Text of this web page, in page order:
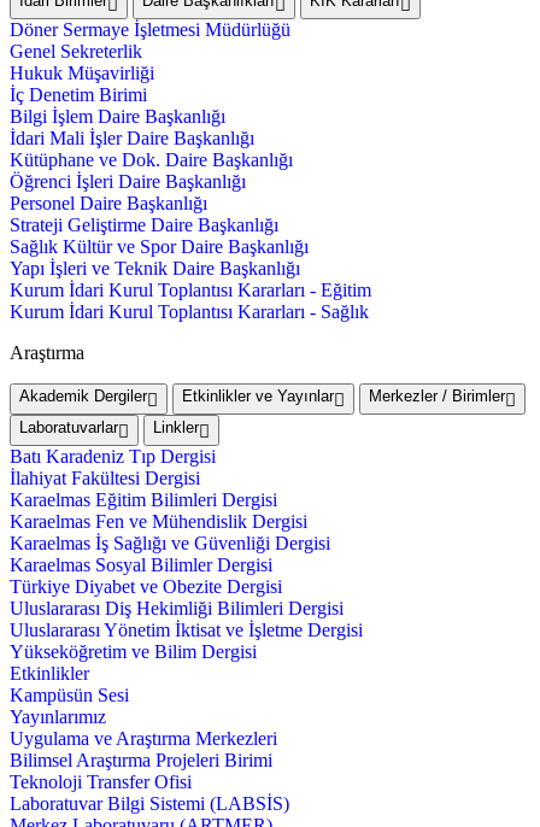
Döner Sermaye İşletmesi Müdürlüğü
Genel Sekreterlik
Hukuk Müşavirliği
İç Denetim Birimi
Bilgi İşlem Daire Başkanlığı
İdari Mali İşler Daire Başkanlığı
Kütüphane ve Dok. Daire Başkanlığı
Öğrenci İşleri Daire Başkanlığı
Personel Daire Başkanlığı
Strateji Geliştirme Daire Başkanlığı
Sağlık Kültür ve Spor Daire Başkanlığı
Yapı İşleri ve Teknik Daire Başkanlığı
Kurum İdari Kurul Toplantısı Kararları - Eğitim
Kurum İdari Kurul Toplantısı Kararları - Sağlık
Araştırma
Akademik Dergiler Etkinlikler ve Yayınlar
Merkezler / Birimler
Laboratuvarlar
Linkler
Batı Karadeniz Tıp Dergisi
İlahiyat Fakültesi Dergisi
Karaelmas Eğitim Bilimleri Dergisi
Karaelmas Fen ve Mühendislik Dergisi
Karaelmas İş Sağlığı ve Güvenliği Dergisi
Karaelmas Sosyal Bilimler Dergisi
Türkiye Diyabet ve Obezite Dergisi
Uluslararası Diş Hekimliği Bilimleri Dergisi
Uluslararası Yönetim İktisat ve İşletme Dergisi
Yükseköğretim ve Bilim Dergisi
Etkinlikler
Kampüsün Sesi
Yayınlarımız
Uygulama ve Araştırma Merkezleri
Bilimsel Araştırma Projeleri Birimi
Teknoloji Transfer Ofisi
Laboratuvar Bilgi Sistemi (LABSİS)